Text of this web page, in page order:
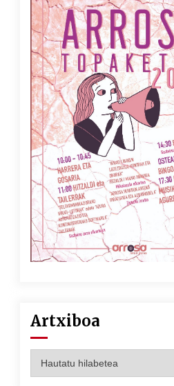
Azaroak 6 Iurretan
sarearen IX.
2021/10/04
Berria egunkarian
elkarrizketa
urteez
2021/07/06
Arrosaren
Hamaika
2021/06/30
Artxiboa